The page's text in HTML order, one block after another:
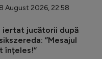
August 2026, 22:58
iertat jucătorii după
”Mesajul
înțeles!”